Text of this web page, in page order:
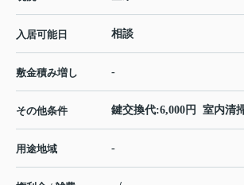
入居可能日 相談
敷金積み増し -
その他条件 鍵交換代:6,000円 室内清
用途地域 -